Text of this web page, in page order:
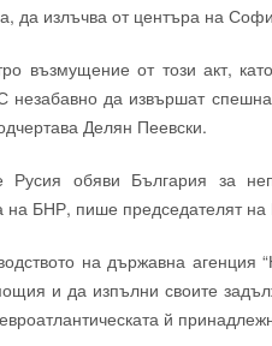
да излъчва от центъра на
възмущение от този акт,
да извършат спешна
Делян Пеевски.
Русия обяви България за
на БНР, пише председателят
на държавна агенция
и да изпълни своите
й